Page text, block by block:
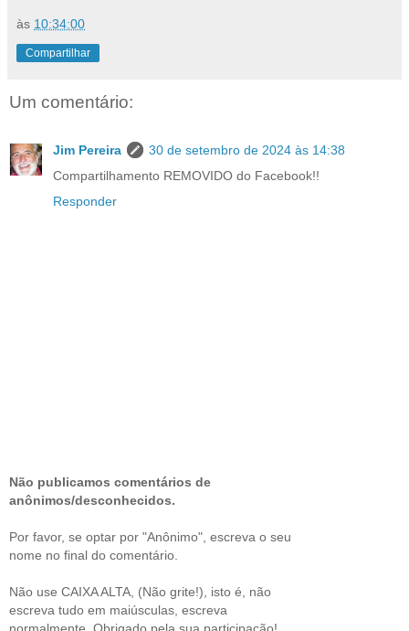
às 10:34:00
Compartilhar
Um comentário:
Jim Pereira
30 de setembro de 2024 às 14:38
Compartilhamento REMOVIDO do Facebook!!
Responder
Não publicamos comentários de
anônimos/desconhecidos.
Por favor, se optar por "Anônimo", escreva o seu
nome no final do comentário.
Não use CAIXA ALTA, (Não grite!), isto é, não
escreva tudo em maiúsculas, escreva